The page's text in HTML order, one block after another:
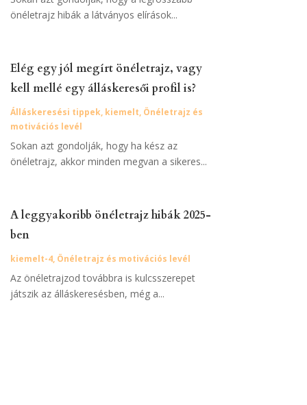
önéletrajz hibák a látványos elírások...
Elég egy jól megírt önéletrajz, vagy
kell mellé egy álláskeresői profil is?
Álláskeresési tippek, kiemelt, Önéletrajz és
motivációs levél
Sokan azt gondolják, hogy ha kész az
önéletrajz, akkor minden megvan a sikeres...
A leggyakoribb önéletrajz hibák 2025-
ben
kiemelt-4, Önéletrajz és motivációs levél
Az önéletrajzod továbbra is kulcsszerepet
játszik az álláskeresésben, még a...